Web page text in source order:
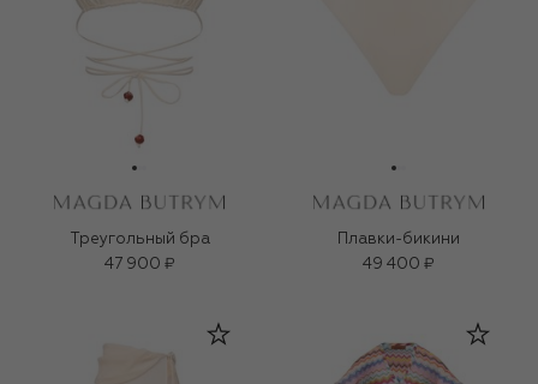
Треугольный бра
47 900 ₽
Плавки-бикини
49 400 ₽